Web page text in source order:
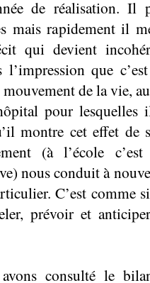
de réalisation. Il
mais rapidement il
qui devient
l’impression que
de la vie,
pour
montre cet effet de
(à l’école
nous conduit à
C’est comme
prévoir et
consulté le